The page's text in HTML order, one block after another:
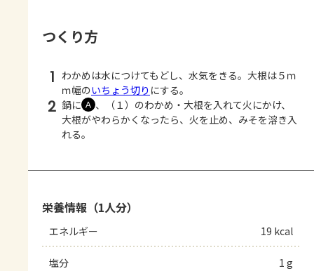
つくり方
1 わかめは水につけてもどし、水気をきる。大根は５ｍ
ｍ幅のいちょう切り にする。
2 鍋に Ａ 、（１）のわかめ・大根を入れて火にかけ、
大根がやわらかくなったら、火を止め、みそを溶き入
れる。
栄養情報（1人分）
エネルギー 19 kcal
塩分 1 g